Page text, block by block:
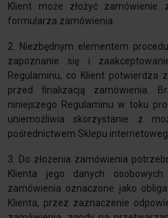
Klient może złożyć zamówienie
formularza zamówienia.
2. Niezbędnym elementem
zapoznanie się i
Regulaminu, co Klient potwierdza
przed finalizacją zamówienia.
niniejszego Regulaminu w toku
uniemożliwia skorzystanie z
pośrednictwem Sklepu
3. Do złożenia zamówienia
Klienta jego danych
zamówienia oznaczone jako
Klienta, przez zaznaczenie